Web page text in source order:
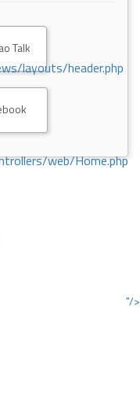
layouts/header.php
web/Home.php
"/>
Talk